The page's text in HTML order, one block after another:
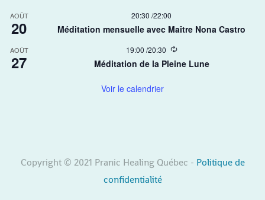
r
n
AOÛT
20
20:30 /22:00
Méditation mensuelle avec Maître Nona Castro
AOÛT
27
19:00 /20:30
R
c
Méditation de la Pleine Lune
Voir le calendrier
Copyright © 2021 Pranic Healing Québec - Politique de
confidentialité